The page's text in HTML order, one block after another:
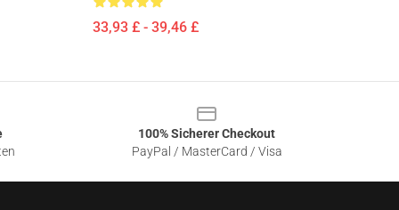
33,93 £ - 39,46 £
100% Sicherer Checkout
PayPal / MasterCard / Visa